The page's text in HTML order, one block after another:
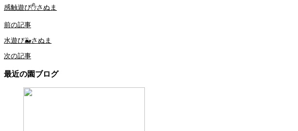
感触遊び✋さぬま
前の記事
水遊び🐳さぬま
次の記事
最近の園ブログ